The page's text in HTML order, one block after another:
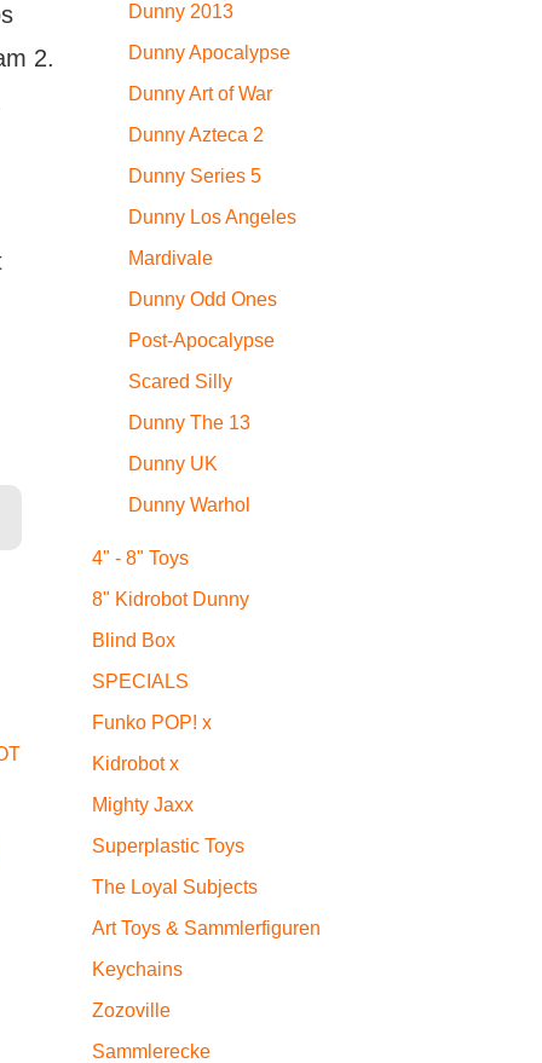
2.
(Acid Head) Menge
Dunny 2013
Dunny Apocalypse
Dunny Art of War
Dunny Azteca 2
Dunny Series 5
Dunny Los Angeles
Mardivale
Dunny Odd Ones
Post-Apocalypse
Scared Silly
Dunny The 13
Dunny UK
Dunny Warhol
4" - 8" Toys
8" Kidrobot Dunny
Blind Box
SPECIALS
Funko POP! x
Kidrobot x
Mighty Jaxx
Superplastic Toys
The Loyal Subjects
Art Toys & Sammlerfiguren
Keychains
Zozoville
Sammlerecke